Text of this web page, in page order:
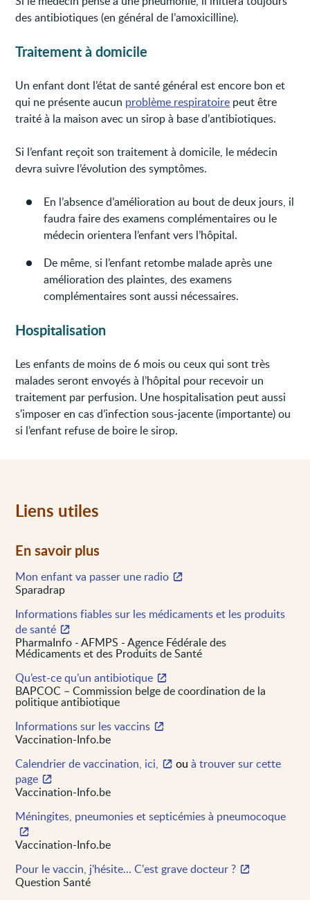
des antibiotiques (en général de l’amoxicilline).
Traitement à domicile
Un enfant dont l’état de santé général est encore bon et
qui ne présente aucun problème respiratoire peut être
traité à la maison avec un sirop à base d’antibiotiques.
Si l’enfant reçoit son traitement à domicile, le médecin
devra suivre l’évolution des symptômes.
En l’absence d’amélioration au bout de deux jours, il
faudra faire des examens complémentaires ou le
médecin orientera l’enfant vers l’hôpital.
De même, si l’enfant retombe malade après une
amélioration des plaintes, des examens
complémentaires sont aussi nécessaires.
Hospitalisation
Les enfants de moins de 6 mois ou ceux qui sont très
malades seront envoyés à l’hôpital pour recevoir un
traitement par perfusion. Une hospitalisation peut aussi
s'imposer en cas d’infection sous-jacente (importante) ou
si l’enfant refuse de boire le sirop.
Liens utiles
En savoir plus
Mon enfant va passer une radio
Sparadrap
Informations fiables sur les médicaments et les produits
de santé
PharmaInfo - AFMPS - Agence Fédérale des
Médicaments et des Produits de Santé
Qu’est-ce qu’un antibiotique
BAPCOC – Commission belge de coordination de la
politique antibiotique
Informations sur les vaccins
Vaccination-Info.be
Calendrier de vaccination, ici,
ouà trouver sur cette
page
Vaccination-Info.be
Méningites, pneumonies et septicémies à pneumocoque
Vaccination-Info.be
Pour le vaccin, j'hésite... C'est grave docteur ?
Question Santé